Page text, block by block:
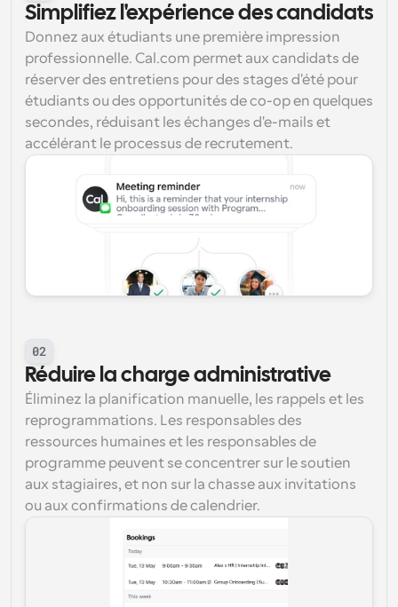
Simplifiez l'expérience des candidats
Donnez aux étudiants une première impression
professionnelle. Cal.com permet aux candidats de
réserver des entretiens pour des stages d'été pour
étudiants ou des opportunités de co-op en quelques
secondes, réduisant les échanges d'e-mails et
accélérant le processus de recrutement.
02
Réduire la charge administrative
Éliminez la planification manuelle, les rappels et les
reprogrammations. Les responsables des
ressources humaines et les responsables de
programme peuvent se concentrer sur le soutien
aux stagiaires, et non sur la chasse aux invitations
ou aux confirmations de calendrier.